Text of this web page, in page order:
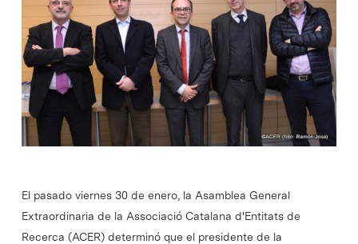
El pasado viernes 30 de enero, la Asamblea General
Extraordinaria de la Associació Catalana d'Entitats de
Recerca (ACER) determinó que el presidente de la